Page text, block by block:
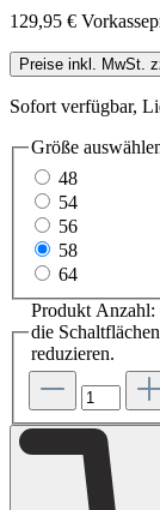
129,95 €
Preise inkl. MwSt.
Sofort verfügbar,
Größe
48
54
56
58
64
Produkt Anzahl:
die
reduzieren.